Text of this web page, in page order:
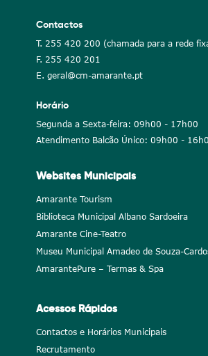
Contactos
T. 255 420 200 (chamada para a rede
F. 255 420 201
E. geral@cm-amarante.pt
Horário
Segunda a Sexta-feira: 09h00 - 17h00
Atendimento Balcão Único: 09h00 -
Websites Municipais
Amarante Tourism
Biblioteca Municipal Albano Sardoeira
Amarante Cine-Teatro
Museu Municipal Amadeo de Souza-
AmarantePure – Termas & Spa
Acessos Rápidos
Contactos e Horários Municipais
Recrutamento